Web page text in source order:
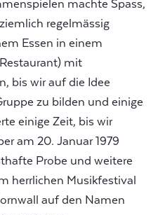
machte Spass,
regelmässig
Essen in einem
mit
bis wir auf die Idee
zu bilden und einige
einige Zeit, bis wir
am 20. Januar 1979
Probe und weitere
herrlichen Musikfestival
auf den Namen